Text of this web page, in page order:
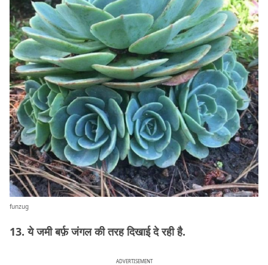
funzug
13. ये जमी बर्फ़ जंगल की तरह दिखाई दे रही है.
ADVERTISEMENT